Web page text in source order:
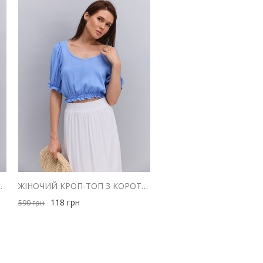
ГІРЧИЧНА ЖІНОЧИЙ КРОП-ТОП З КОРОТКИМИ РУКАВАМИ-ЛІХТАРИКАМИ БЛАКИТНИЙ
590грн 118 грн